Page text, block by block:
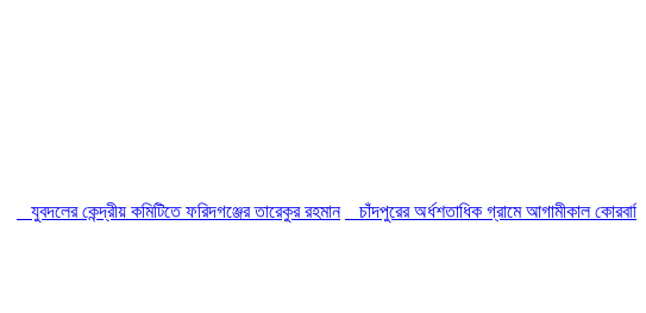
যুবদলের কেন্দ্রীয় কমিটিতে ফরিদগঞ্জের তারেকুর রহমান চাঁদপুরের অর্ধশতাধিক গ্রামে আগামীকাল কোরবানির ঈদ